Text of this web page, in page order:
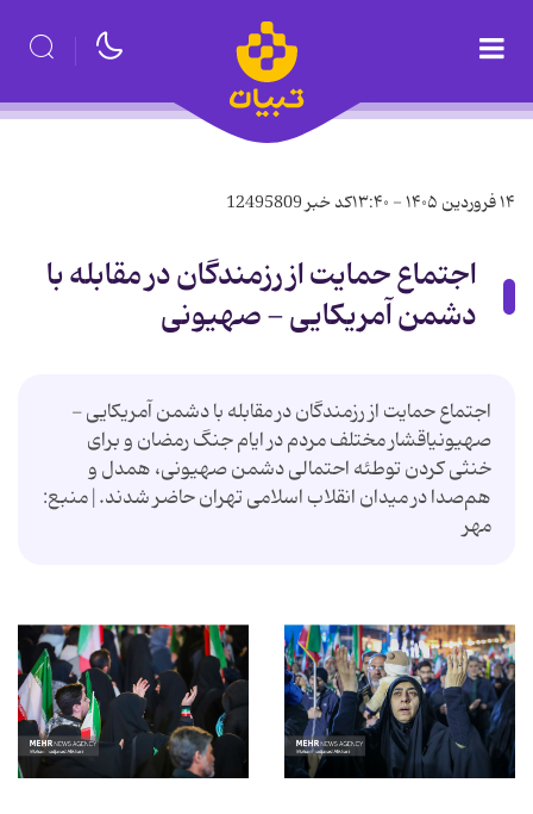
۱۴ فروردین ۱۴۰۵ - ۱۳:۴۰ کد خبر 12495809
اجتماع حمایت از رزمندگان در مقابله با
دشمن آمریکایی - صهیونی
اجتماع حمایت از رزمندگان در مقابله با دشمن آمریکایی -
صهیونیاقشار مختلف مردم در ایام جنگ رمضان و برای
خنثی کردن توطئه احتمالی دشمن صهیونی، همدل و
هم‌صدا در میدان انقلاب اسلامی تهران حاضر شدند.|منبع:
مهر